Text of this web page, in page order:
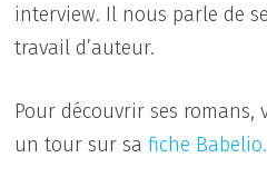
interview. Il nous parle de
travail d’auteur.
Pour découvrir ses romans,
un tour sur safiche Babelio.